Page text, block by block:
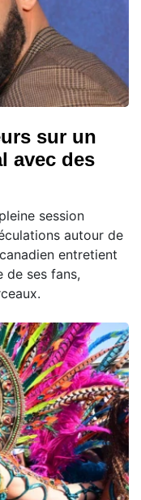
sur un
avec des
session
autour de
entretient
de ses fans,